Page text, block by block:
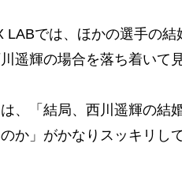
LABでは、ほかの選手の
遥輝の場合を落ち着いて
、「結局、西川遥輝の結
か」がかなりスッキリし